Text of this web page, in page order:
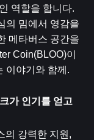
역할을 합니다.
의 밈에서 영감을
메타버스 공간을
Coin(BLOO)이
이야기와 함께.
가 인기를 얻고
의 강력한 지원,